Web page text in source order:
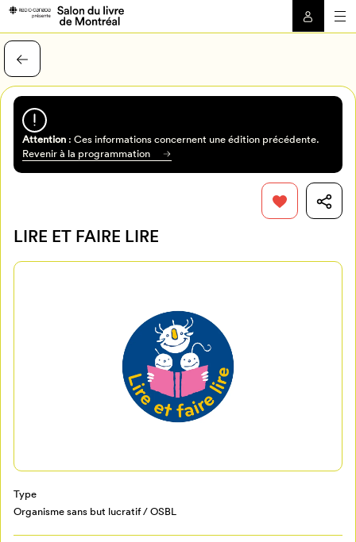
Attention: Ces informations concernent une édition précédente.
Revenir à la programmation
LIRE ET FAIRE LIRE
Type
Organisme sans but lucratif / OSBL
Pour enregistrer vos favoris,